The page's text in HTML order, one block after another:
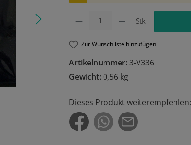
Stk
Zur Wunschliste hinzufügen
Artikelnummer: 3-V336
Gewicht: 0,56 kg
Dieses Produkt weiterempfehlen: